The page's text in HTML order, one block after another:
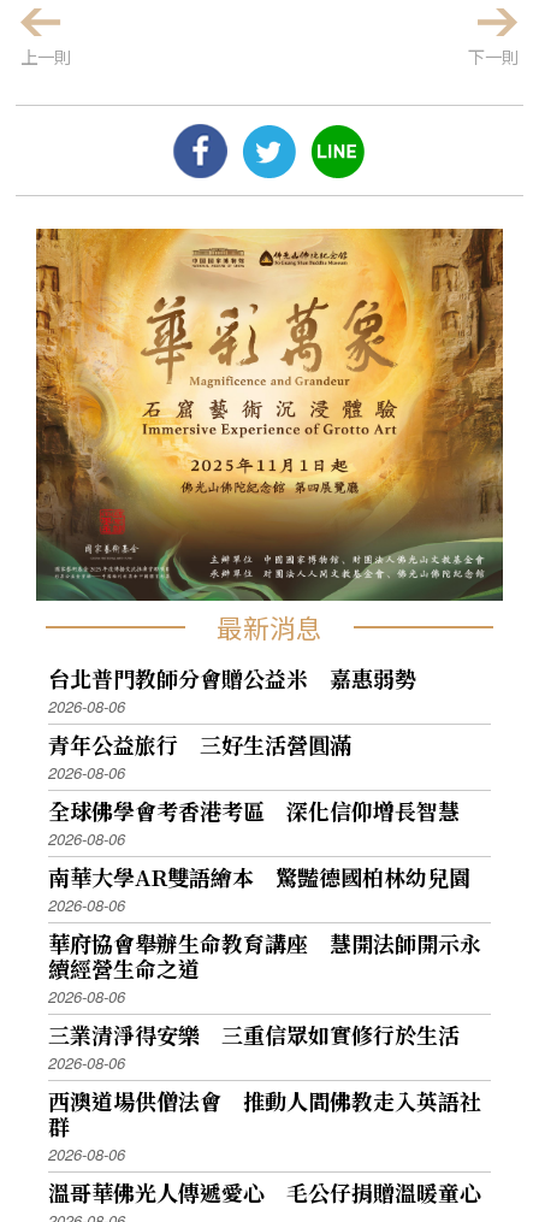
上一則 下一則
最新消息
台北普門教師分會贈公益米 嘉惠弱勢
2026-08-06
青年公益旅行 三好生活營圓滿
2026-08-06
全球佛學會考香港考區 深化信仰增長智慧
2026-08-06
南華大學AR雙語繪本 驚豔德國柏林幼兒園
2026-08-06
華府協會舉辦生命教育講座 慧開法師開示永
續經營生命之道
2026-08-06
三業清淨得安樂 三重信眾如實修行於生活
2026-08-06
西澳道場供僧法會 推動人間佛教走入英語社
群
2026-08-06
溫哥華佛光人傳遞愛心 毛公仔捐贈溫暖童心